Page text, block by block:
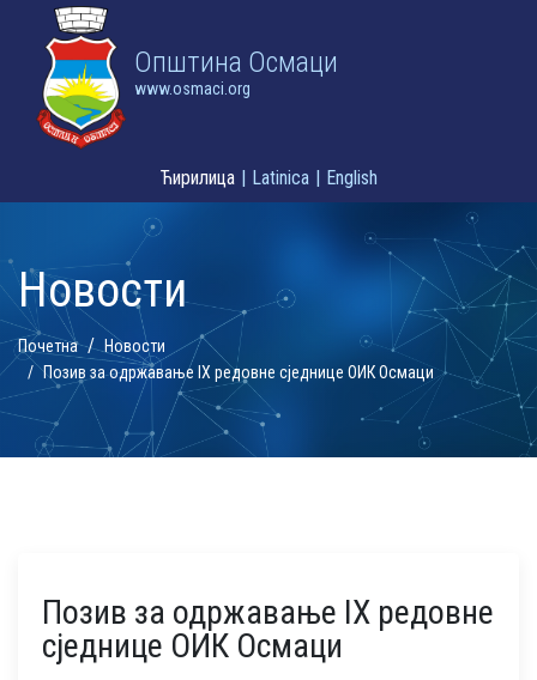
Oпштина Осмаци
www.osmaci.org
Ћирилица | Latinica | English
Новости
Почетна
Новости
Позив за одржавање IX редовне сједнице ОИК Осмаци
Позив за одржавање IX редовне
сједнице ОИК Осмаци